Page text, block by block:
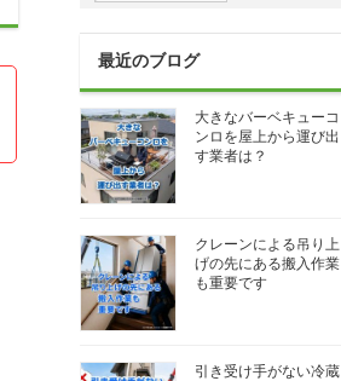
最近のブログ
大きなバーベキューコ
ンロを屋上から運び出
す業者は？
クレーンによる吊り上
げの先にある搬入作業
も重要です
引き受け手がない冷蔵